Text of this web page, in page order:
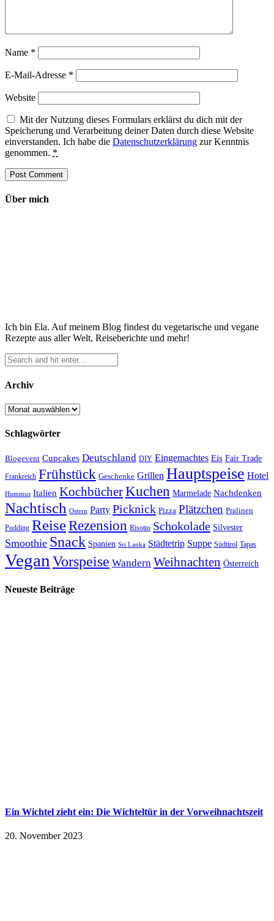
Name *
E-Mail-Adresse *
Website
Mit der Nutzung dieses Formulars erklärst du dich mit der
Speicherung und Verarbeitung deiner Daten durch diese Website
einverstanden. Ich habe die Datenschutzerklärung zur Kenntnis
genommen. *
Über mich
Ich bin Ela. Auf meinem Blog findest du vegetarische und vegane
Rezepte aus aller Welt, Reiseberichte und mehr!
Archiv
Archiv
Schlagwörter
Blogevent Cupcakes Deutschland DIY Eingemachtes Eis Fair Trade
Frankreich Frühstück Geschenke Grillen Hauptspeise Hotel
Hummus Italien KochbücherKuchen Marmelade Nachdenken
Nachtisch Ostern Party Picknick Pizza Plätzchen Pralinen
Pudding ReiseRezension Risotto Schokolade Silvester
Smoothie Snack Spanien Sri Lanka Städtetrip Suppe Südtirol Tapas
Vegan Vorspeise Wandern Weihnachten Österreich
Neueste Beiträge
Ein Wichtel zieht ein: Die Wichteltür in der Vorweihnachtszeit
20. November 2023